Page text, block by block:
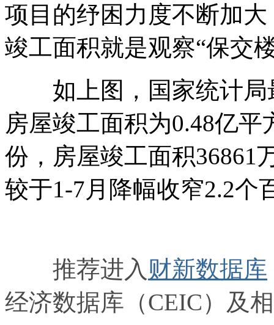
项目的纾困力度不断加
竣工面积就是观察“保交
如上图，国家统计局
房屋竣工面积为0.48亿
份，房屋竣工面积36861
较于1-7月降幅收窄2.2个
推荐进入 财新数据库
经济数据库（CEIC）及